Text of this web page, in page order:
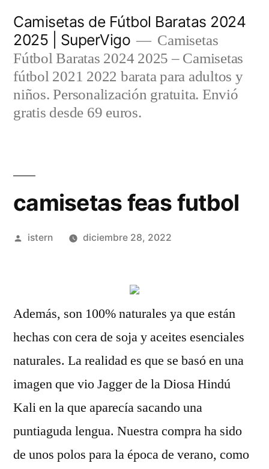
contenido
Camisetas de Fútbol Baratas 2024
2025 | SuperVigo
Camisetas
Fútbol Baratas 2024 2025 – Camisetas
fútbol 2021 2022 barata para adultos y
niños. Personalización gratuita. Envió
gratis desde 69 euros.
camisetas feas futbol
Publicado
istern diciembre 28, 2022
Además, son 100% naturales ya que están
hechas con cera de soja y aceites esenciales
naturales. La realidad es que se basó en una
imagen que vio Jagger de la Diosa Hindú
Kali en la que aparecía sacando una
puntiaguda lengua. Nuestra compra ha sido
de unos polos para la época de verano, como